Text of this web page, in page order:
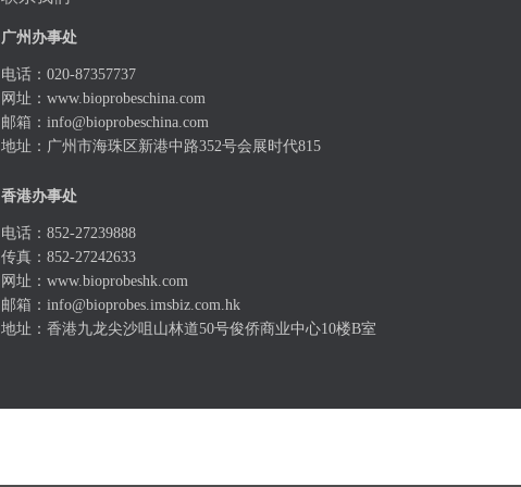
广州办事处
电话：020-87357737
网址： www.bioprobeschina.com
邮箱： info@bioprobeschina.com
地址：广州市海珠区新港中路352号会展时代815
香港办事处
电话：852-27239888
传真：852-27242633
网址： www.bioprobeshk.com
邮箱： info@bioprobes.imsbiz.com.hk
地址：香港九龙尖沙咀山林道50号俊侨商业中心10楼B室